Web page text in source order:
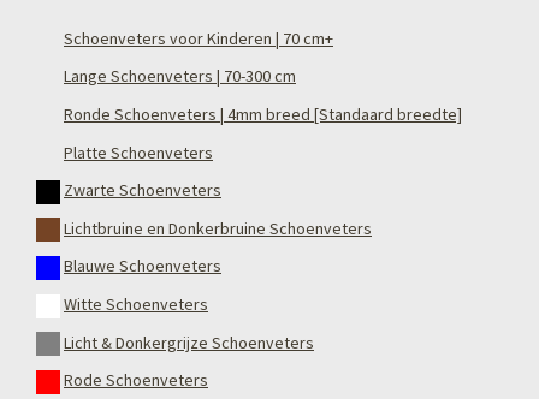
Schoenveters voor Kinderen | 70 cm+
Lange Schoenveters | 70-300 cm
Ronde Schoenveters | 4mm breed [Standaard breedte]
Platte Schoenveters
Zwarte Schoenveters
Lichtbruine en Donkerbruine Schoenveters
Blauwe Schoenveters
Witte Schoenveters
Licht & Donkergrijze Schoenveters
Rode Schoenveters